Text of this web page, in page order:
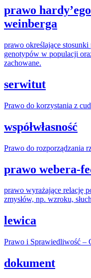
prawo
weinberga
prawo określające
genotypów w populacji
zachowane.
serwitut
Prawo do korzystania z
współwłasność
Prawo do rozporządzania
prawo webera-
prawo wyrażające relację
zmysłów, np. wzroku,
lewica
Prawo i Sprawiedliwość –
dokument